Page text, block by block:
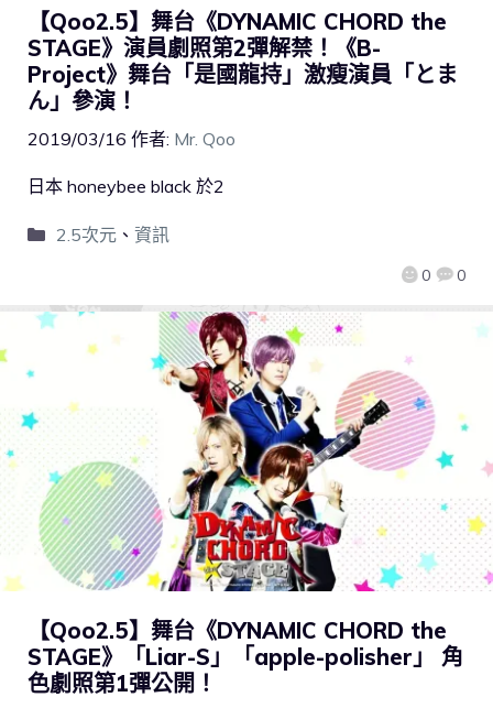
【Qoo2.5】舞台《DYNAMIC CHORD the
STAGE》演員劇照第2彈解禁！《B-
Project》舞台「是國龍持」激瘦演員「とま
ん」參演！
2019/03/16 作者: Mr. Qoo
0 0
日本 honeybee black 於2
2.5次元、 資訊
【Qoo2.5】舞台《DYNAMIC CHORD the
STAGE》「Liar-S」「apple-polisher」 角
色劇照第1彈公開！